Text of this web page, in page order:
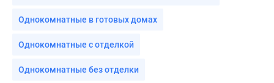
Однокомнатные в готовых домах
Однокомнатные с отделкой
Однокомнатные без отделки